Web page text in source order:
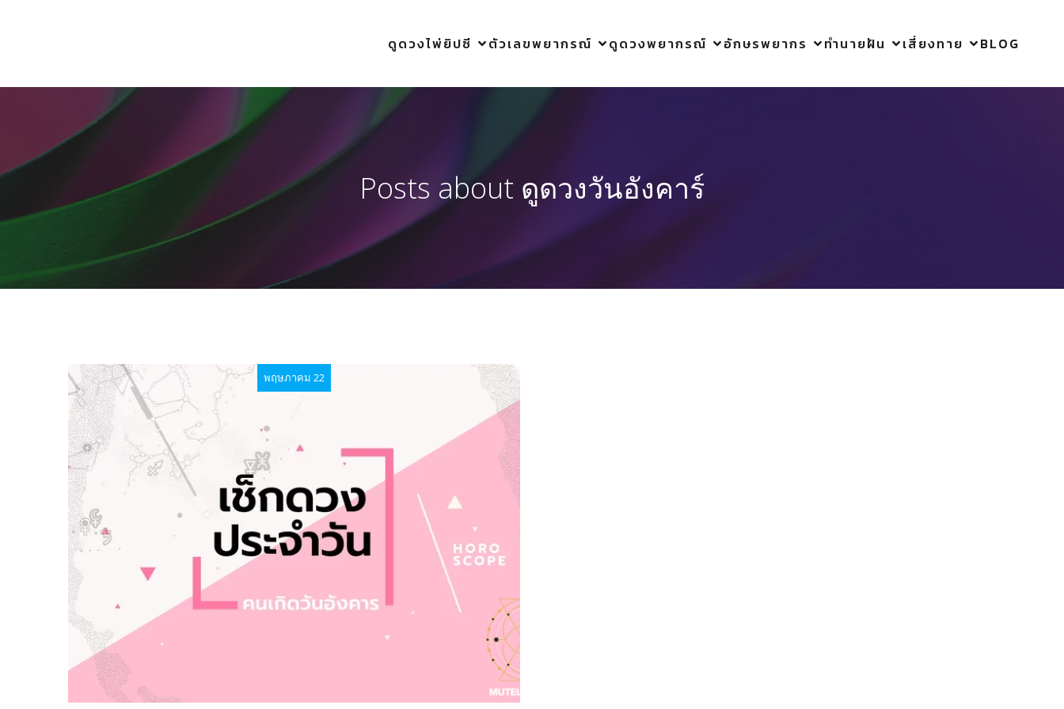
ดูดวงไพ่ยิปซี ตัวเลขพยากรณ์ ดูดวงพยากรณ์ อักษรพยากร ทำนายฝัน เสี่ยงทาย BLOG
Posts about ดูดวงวันอังคาร์
พฤษภาคม 22